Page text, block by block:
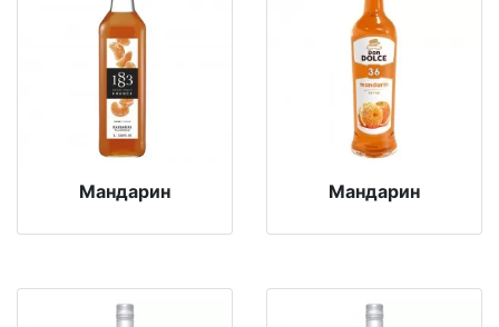
Мандарин Мандарин